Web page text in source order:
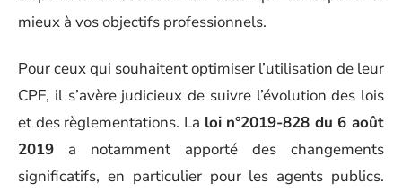
mieux à vos objectifs professionnels.
Pour ceux qui souhaitent optimiser l’utilisation de leur
CPF, il s’avère judicieux de suivre l’évolution des lois
et des règlementations. La loi n°2019-828 du 6 août
2019 a notamment apporté des changements
significatifs, en particulier pour les agents publics.